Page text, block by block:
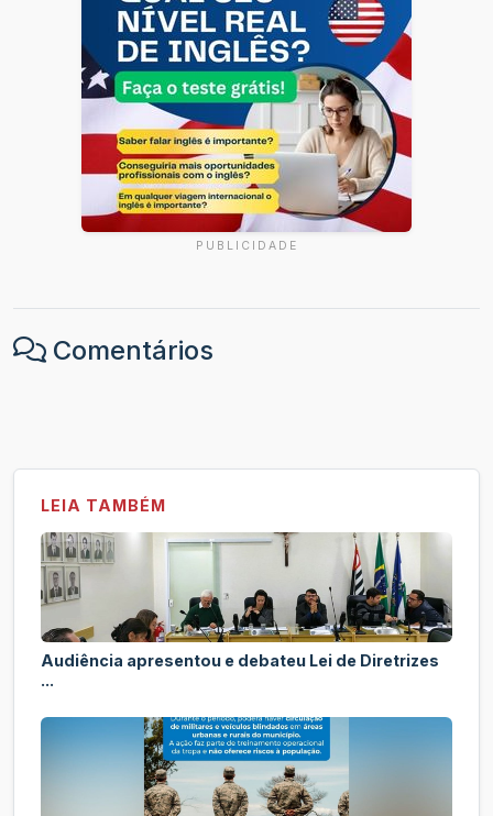
PUBLICIDADE
Comentários
LEIA TAMBÉM
Audiência apresentou e debateu Lei de Diretrizes
...